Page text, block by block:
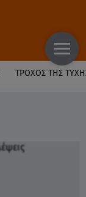
ΤΡΟΧΌΣ ΤΗΣ